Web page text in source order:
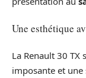
Une esthétique
La Renault 30
imposante et